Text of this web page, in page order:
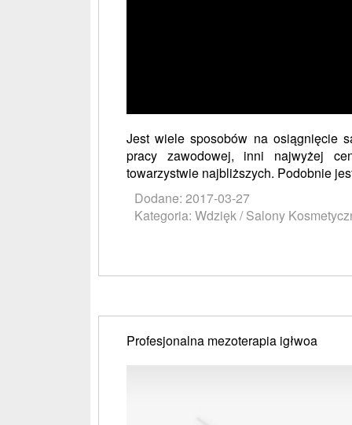
Jest wiele sposobów na osiągnięcie
pracy zawodowej, inni najwyżej
towarzystwie najbliższych. Podobnie
Dodane: 2017-03-27
Kategoria: Wdzięk / Salony
Profesjonalna mezoterapia igłwoa